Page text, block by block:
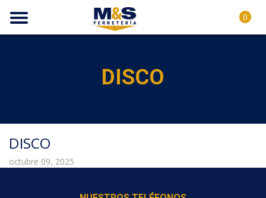
0
DISCO
DISCO
octubre 09, 2025